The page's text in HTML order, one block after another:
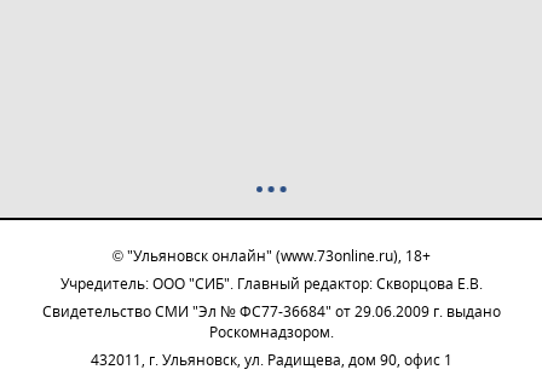
© "Ульяновск онлайн" (www.73online.ru), 18+
Учредитель: ООО "СИБ". Главный редактор: Скворцова Е.В.
Свидетельство СМИ "Эл № ФС77-36684" от 29.06.2009 г. выдано
Роскомнадзором.
432011, г. Ульяновск, ул. Радищева, дом 90, офис 1